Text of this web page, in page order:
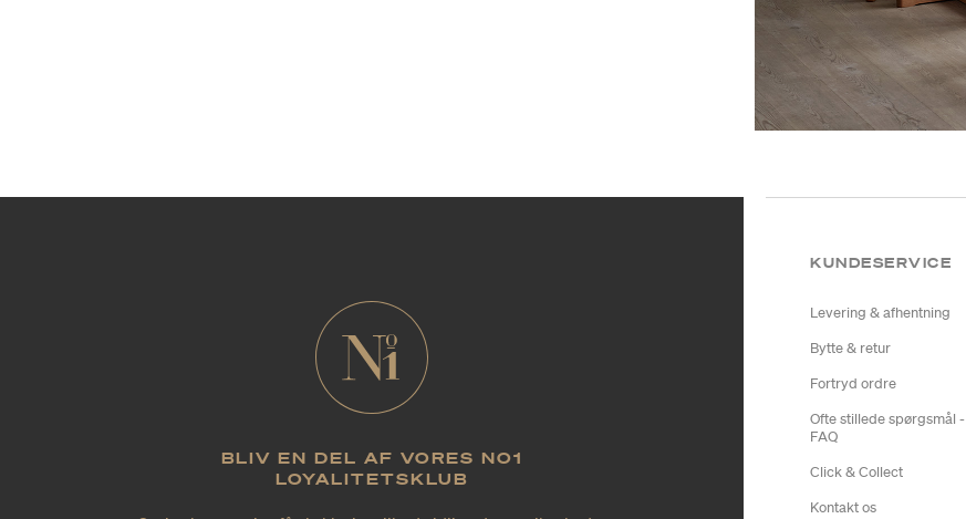
BLIV EN DEL AF VORES NO1
LOYALITETSKLUB
KUNDESERVICE
Levering & afhentning
Bytte & retur
Fortryd ordre
Ofte stillede spørgsmål -
FAQ
Click & Collect
Kontakt os